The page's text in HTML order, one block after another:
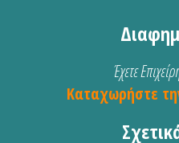
Έχετε
Καταχωρήστε